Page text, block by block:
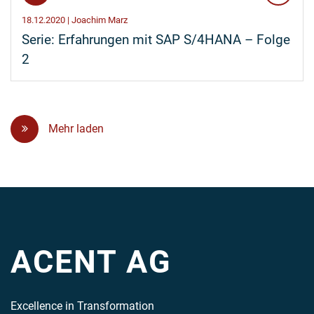
18.12.2020 | Joachim Marz
Serie: Erfahrungen mit SAP S/4HANA – Folge
2
Mehr laden
ACENT AG
Excellence in Transformation